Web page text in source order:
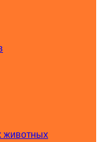
животных